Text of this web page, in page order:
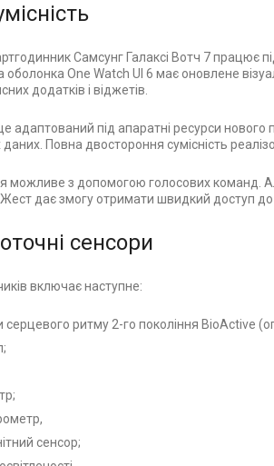
Самсунг Галаксі Вотч 7 працює
оболонка One Watch UI 6 має оновлене
додатків і віджетів.
адаптований під апаратні ресурси нового
даних. Повна двостороння сумісність
можливе з допомогою голосових команд.
дає змогу отримати швидкий доступ до
сенсори
включає наступне:
серцевого ритму 2-го покоління BioActive
сенсор;